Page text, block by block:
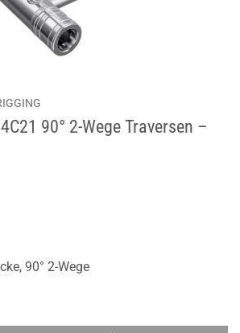
90° 2-Wege Traversen –
90° 2-Wege
2-Wege Traversen - Ecke Menge